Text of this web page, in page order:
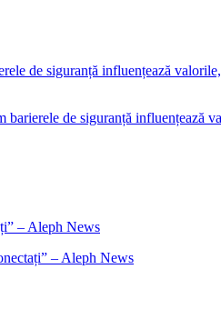
de siguranță influențează
– Aleph News